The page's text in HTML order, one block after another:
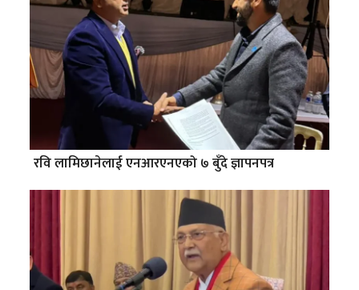
रवि लामिछानेलाई एनआरएनएको ७ बुँदे ज्ञापनपत्र